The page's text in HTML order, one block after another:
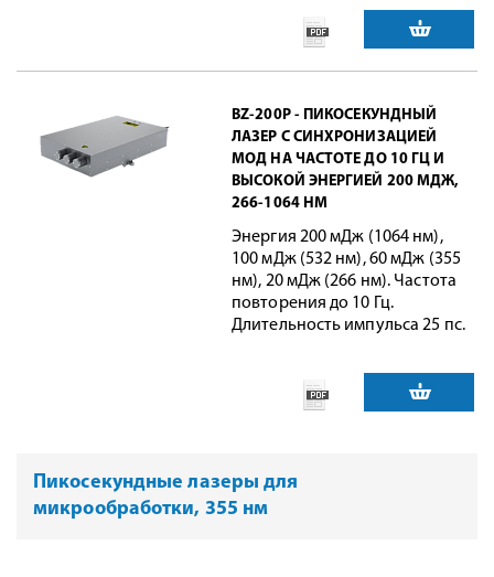
BZ-200P - ПИКОСЕКУНДНЫЙ
ЛАЗЕР С СИНХРОНИЗАЦИЕЙ
МОД НА ЧАСТОТЕ ДО 10 ГЦ И
ВЫСОКОЙ ЭНЕРГИЕЙ 200 МДЖ,
266-1064 НМ
Энергия 200 мДж (1064 нм),
100 мДж (532 нм), 60 мДж (355
нм), 20 мДж (266 нм). Частота
повторения до 10 Гц.
Длительность импульса 25 пс.
Пикосекундные лазеры для
микрообработки, 355 нм